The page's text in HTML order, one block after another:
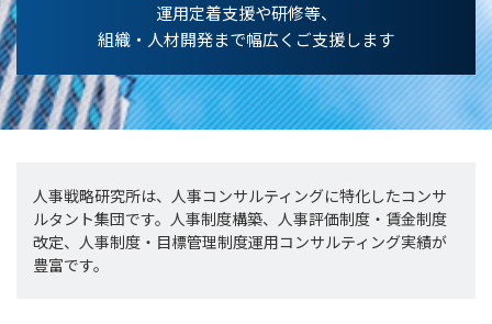
運用定着支援や研修等、
組織・人材開発まで幅広くご支援します
人事戦略研究所は、人事コンサルティングに特化したコンサ
ルタント集団です。人事制度構築、人事評価制度・賃金制度
改定、人事制度・目標管理制度運用コンサルティング実績が
豊富です。